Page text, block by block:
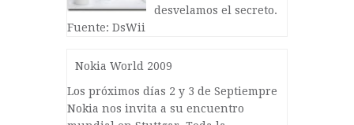
desvelamos el secreto.
Fuente: DsWii
Nokia World 2009
Los próximos días 2 y 3 de Septiempre
Nokia nos invita a su encuentro